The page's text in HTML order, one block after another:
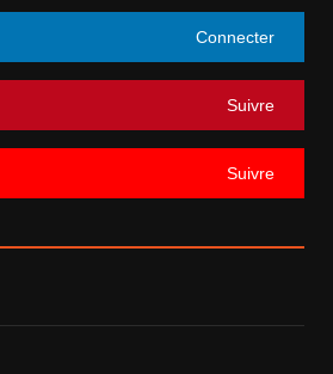
Connecter
Suivre
Suivre